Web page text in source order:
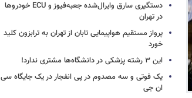
دستگیری سارق وایرال‌شده جعبه‌فیوز و ECU خودروها
در تهران
پرواز مستقیم هواپیمایی تابان از تهران به ترابزون کلید
خورد
این ۳ رشته پزشکی در دانشگاه‌ها مشتری ندارد!
یک فوتی و سه مصدوم در پی انفجار در یک جایگاه سی
ان جی